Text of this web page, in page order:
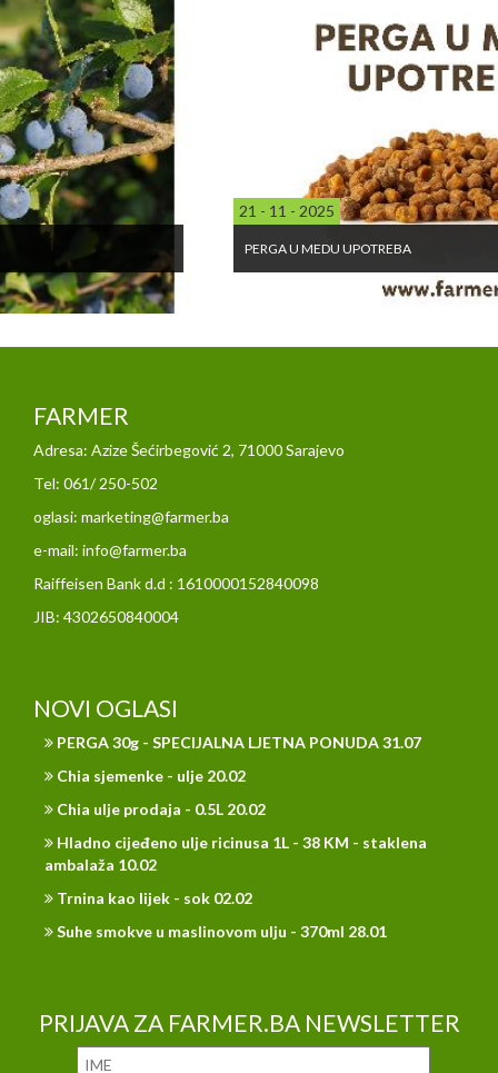
21 - 11 - 2025
PERGA U MEDU UPOTREBA
FARMER
Adresa: Azize Šećirbegović 2, 71000 Sarajevo
Tel: 061/ 250-502
oglasi: marketing@farmer.ba
e-mail: info@farmer.ba
Raiffeisen Bank d.d : 1610000152840098
JIB: 4302650840004
NOVI OGLASI
PERGA 30g - SPECIJALNA LJETNA PONUDA 31.07
Chia sjemenke - ulje 20.02
Chia ulje prodaja - 0.5L 20.02
Hladno cijeđeno ulje ricinusa 1L - 38 KM - staklena
ambalaža 10.02
Trnina kao lijek - sok 02.02
Suhe smokve u maslinovom ulju - 370ml 28.01
PRIJAVA ZA FARMER.BA NEWSLETTER